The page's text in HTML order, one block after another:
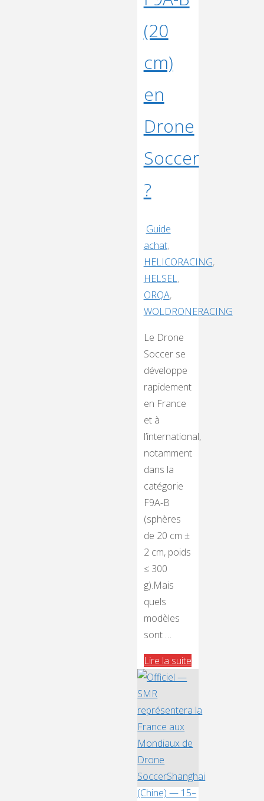
(20
cm)
en
Drone
Soccer
?
Guide
achat,
HELICORACING,
HELSEL,
ORQA,
WOLDRONERACING
Le Drone
Soccer se
développe
rapidement
en France
et à
l’international,
notamment
dans la
catégorie
F9A-B
(sphères
de 20 cm ±
2 cm, poids
≤ 300
g).Mais
quels
modèles
sont …
Lire la suite"🏆
choisir
la
F9A-
B